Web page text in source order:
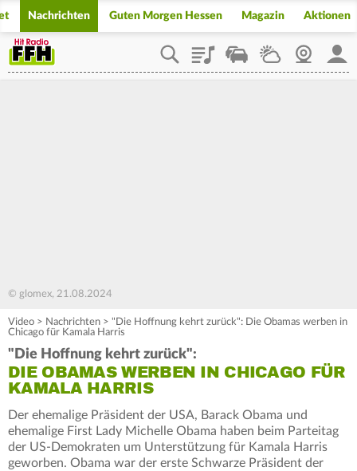
Nachrichten Guten Morgen Hessen Magazin Aktionen
PlaylistStaupilotWetterWebcam
© glomex, 21.08.2024
Video > Nachrichten > "Die Hoffnung kehrt zurück": Die Obamas werben in
Chicago für Kamala Harris
"Die Hoffnung kehrt zurück":
DIE OBAMAS WERBEN IN CHICAGO FÜR
KAMALA HARRIS
Der ehemalige Präsident der USA, Barack Obama und
ehemalige First Lady Michelle Obama haben beim Parteitag
der US-Demokraten um Unterstützung für Kamala Harris
geworben. Obama war der erste Schwarze Präsident der